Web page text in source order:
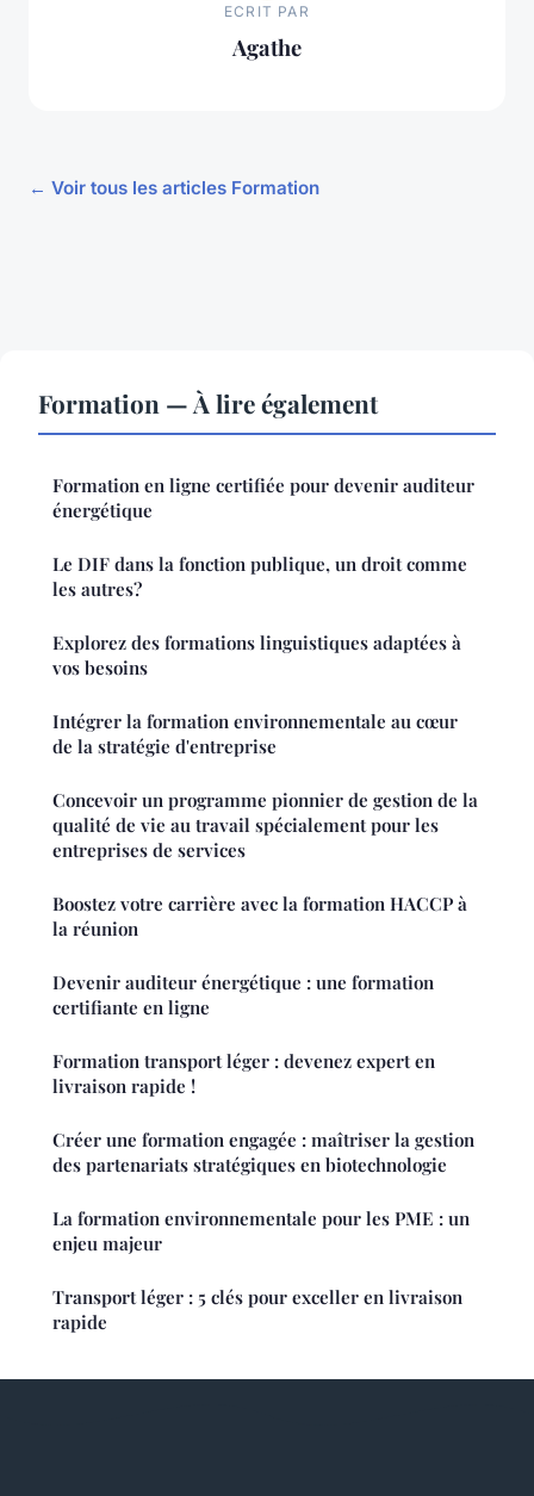
ECRIT PAR
Agathe
← Voir tous les articles Formation
Formation — À lire également
Formation en ligne certifiée pour devenir auditeur
énergétique
Le DIF dans la fonction publique, un droit comme
les autres?
Explorez des formations linguistiques adaptées à
vos besoins
Intégrer la formation environnementale au cœur
de la stratégie d'entreprise
Concevoir un programme pionnier de gestion de la
qualité de vie au travail spécialement pour les
entreprises de services
Boostez votre carrière avec la formation HACCP à
la réunion
Devenir auditeur énergétique : une formation
certifiante en ligne
Formation transport léger : devenez expert en
livraison rapide !
Créer une formation engagée : maîtriser la gestion
des partenariats stratégiques en biotechnologie
La formation environnementale pour les PME : un
enjeu majeur
Transport léger : 5 clés pour exceller en livraison
rapide